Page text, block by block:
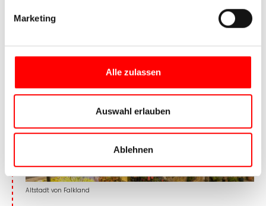
Marketing
Alle zulassen
Auswahl erlauben
Ablehnen
Dundee – Perth, ca. 50 /
65 km
Altstadt von Falkland